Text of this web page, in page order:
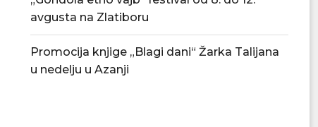
Đedović Handanović: Snabdevanje
Srbije naftnim derivatima stabilno
06/08/2026
Odluka o
akciza na
avgusta na Zlatiboru
Promocija knjige „Blagi dani“ Žarka Talijana
u nedelju u Azanji